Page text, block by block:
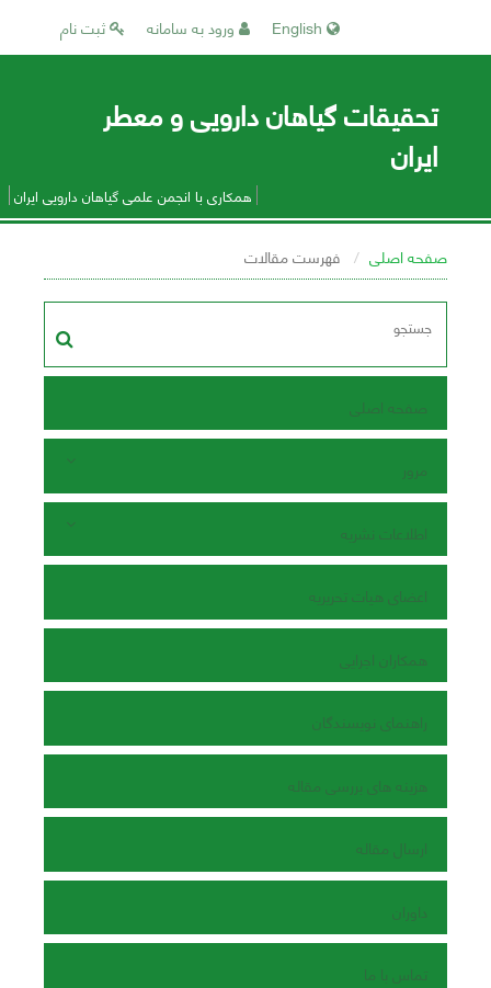
ثبت نام ورود به سامانه
تحقیقات گیاهان دارویی و معطر
ایران
همکاری با انجمن علمی گیاهان دارویی ایران
صفحه اصلی فهرست مقالات
صفحه اصلی
مرور
اطلاعات نشریه
اعضای هیات تحریریه
همکاران اجرایی
راهنمای نویسندگان
هزینه های بررسی مقاله
ارسال مقاله
داوران
تماس با ما